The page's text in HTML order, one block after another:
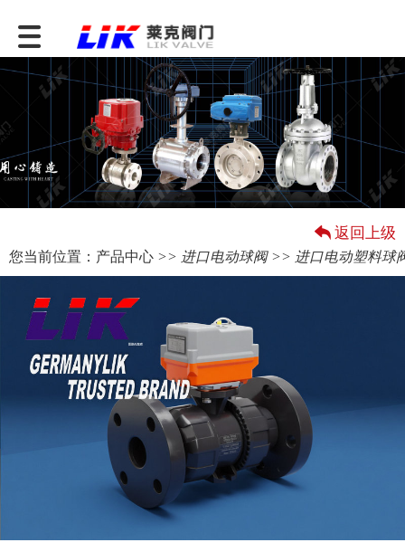
您当前位置： 产品中心 >> 进口电动球阀>> 进口电动塑料球
返回上级